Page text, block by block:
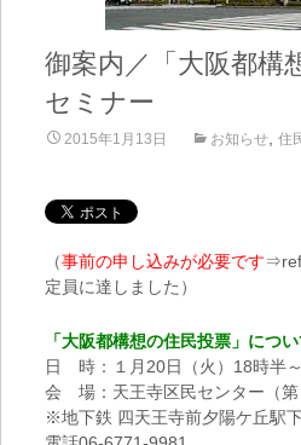
御案内／「大阪都構
セミナー
2015年1月13日 お知らせ 住
（事前の申し込みが必要です
定員に達しました）
「大阪都構想の住民投票」につ
日 時：１月20日（火）18時半
会 場：天王寺区民センター（第
※地下鉄 四天王寺前夕陽ケ丘駅